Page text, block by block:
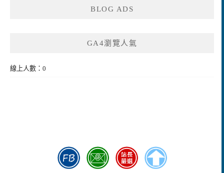
BLOG ADS
GA4瀏覽人氣
線上人數：0